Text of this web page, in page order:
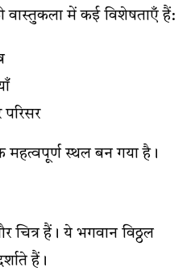
वास्तुकला में कई विशेषताएँ हैं:
स्थल बन गया है।
चित्र हैं। ये भगवान विठ्ठल
हैं।